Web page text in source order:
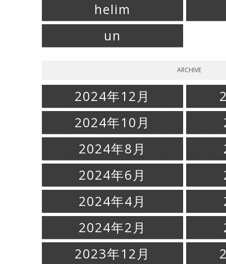
helim
un
ARCHIVE
2024年12月
2024年10月
2024年8月
2024年6月
2024年4月
2024年2月
2023年12月